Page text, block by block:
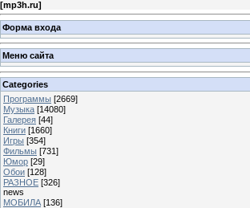
[mp3h.ru]
Форма входа
Меню сайта
Categories
Программы [2669]
Музыка [14080]
Галерея [44]
Книги [1660]
Игры [354]
Фильмы [731]
Юмор [29]
Обои [128]
РАЗНОЕ [326]
news
МОБИЛА [136]